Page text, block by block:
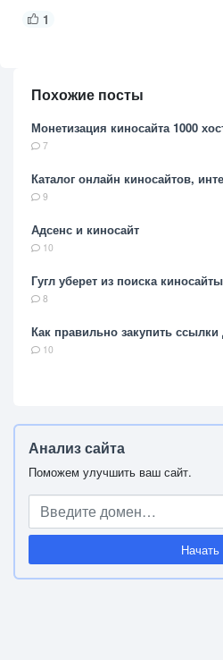
1
Похожие посты
Монетизация киносайта 1000
7
Каталог онлайн киносайтов,
9
Адсенс и киносайт
10
Гугл уберет из поиска
8
Как правильно закупить ссылки
10
Анализ сайта
Поможем улучшить ваш сайт.
Начать